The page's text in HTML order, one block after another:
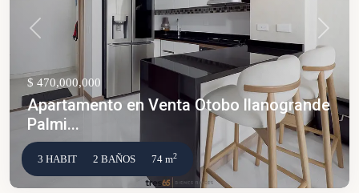
Anterior
$ 470,000,000
Apartamento en Venta Otobo llanogrande
Palmi...
3 HABIT 2 BAÑOS 74 m2